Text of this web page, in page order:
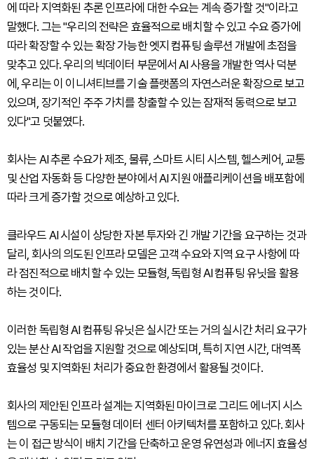
에 따라 지역화된 추론 인프라에 대한 수요는 계속 증가할 것"이라고
말했다. 그는 "우리의 전략은 효율적으로 배치할 수 있고 수요 증가에
따라 확장할 수 있는 확장 가능한 엣지 컴퓨팅 솔루션 개발에 초점을
맞추고 있다. 우리의 빅데이터 부문에서 AI 사용을 개발한 역사 덕분
에, 우리는 이 이니셔티브를 기술 플랫폼의 자연스러운 확장으로 보고
있으며, 장기적인 주주 가치를 창출할 수 있는 잠재적 동력으로 보고
있다"고 덧붙였다.
회사는 AI 추론 수요가 제조, 물류, 스마트 시티 시스템, 헬스케어, 교통
및 산업 자동화 등 다양한 분야에서 AI 지원 애플리케이션을 배포함에
따라 크게 증가할 것으로 예상하고 있다.
클라우드 AI 시설이 상당한 자본 투자와 긴 개발 기간을 요구하는 것과
달리, 회사의 의도된 인프라 모델은 고객 수요와 지역 요구 사항에 따
라 점진적으로 배치할 수 있는 모듈형, 독립형 AI 컴퓨팅 유닛을 활용
하는 것이다.
이러한 독립형 AI 컴퓨팅 유닛은 실시간 또는 거의 실시간 처리 요구가
있는 분산 AI 작업을 지원할 것으로 예상되며, 특히 지연 시간, 대역폭
효율성 및 지역화된 처리가 중요한 환경에서 활용될 것이다.
회사의 제안된 인프라 설계는 지역화된 마이크로 그리드 에너지 시스
템으로 구동되는 모듈형 데이터 센터 아키텍처를 포함하고 있다. 회사
는 이 접근 방식이 배치 기간을 단축하고 운영 유연성과 에너지 효율성